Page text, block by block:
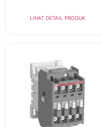
LIHAT DETAIL PRODUK